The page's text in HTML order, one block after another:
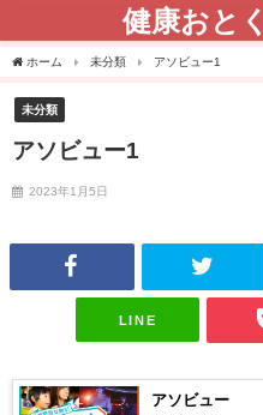
健康おと
ホーム 未分類 アソビュー1
未分類
アソビュー1
2023年1月5日
LINE
アソビュー